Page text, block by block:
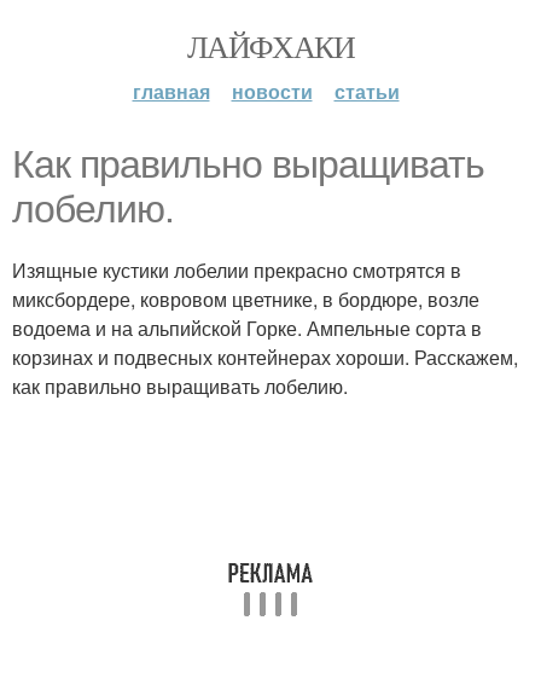
ЛАЙФХАКИ
главная новости статьи
Как правильно выращивать
лобелию.
Изящные кустики лобелии прекрасно смотрятся в
миксбордере, ковровом цветнике, в бордюре, возле
водоема и на альпийской Горке. Ампельные сорта в
корзинах и подвесных контейнерах хороши. Расскажем,
как правильно выращивать лобелию.